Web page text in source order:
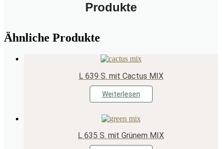
Produkte
Ähnliche Produkte
L 639 S. mit Cactus MIX
Weiterlesen
L 635 S. mit Grünem MIX